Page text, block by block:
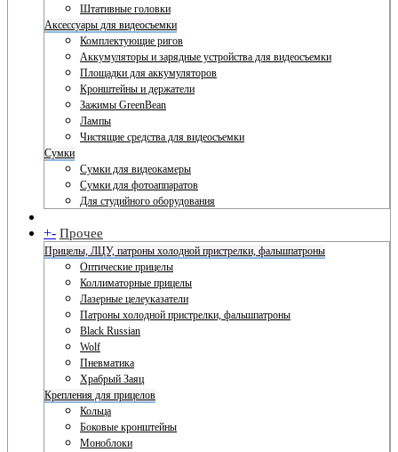
Штативные головки
Аксессуары для видеосъемки
Комплектующие ригов
Аккумуляторы и зарядные устройства для видеосъемки
Площадки для аккумуляторов
Кронштейны и держатели
Зажимы GreenBean
Лампы
Чистящие средства для видеосъемки
Сумки
Сумки для видеокамеры
Сумки для фотоаппаратов
Для студийного оборудования
+- Прочее
Прицелы, ЛЦУ, патроны холодной пристрелки, фальшпатроны
Оптические прицелы
Коллиматорные прицелы
Лазерные целеуказатели
Патроны холодной пристрелки, фальшпатроны
Black Russian
Wolf
Пневматика
Храбрый Заяц
Крепления для прицелов
Кольца
Боковые кронштейны
Моноблоки